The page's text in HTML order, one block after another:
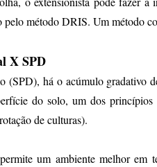
pelo método DRIS. Um método
X SPD
(SPD), há o acúmulo gradativo
do solo, um dos
de culturas).
um ambiente melhor em